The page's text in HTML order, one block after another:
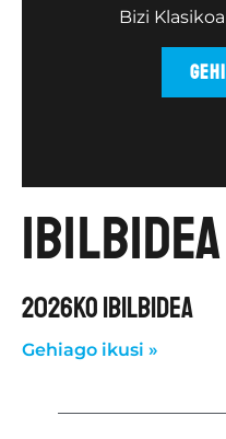
Bizi
Ibilbidea
2026KO IBILBIDEA
Gehiago ikusi »